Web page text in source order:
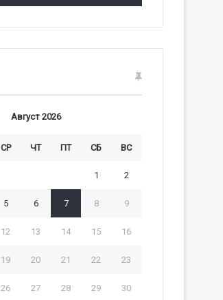
Август 2026
СР ЧТ ПТ СБ ВС
1 2
5 6 7 8 9
12 13 14 15 16
19 20 21 22 23
26 27 28 29 30